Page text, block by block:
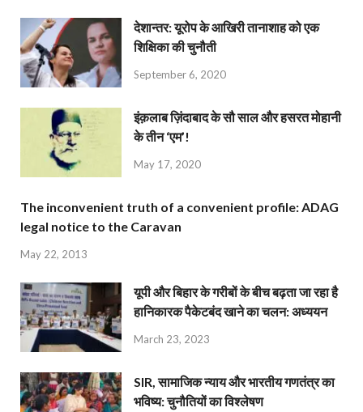
देशान्‍तर: यूरोप के आखिरी तानाशाह को एक
शिक्षिका की चुनौती
September 6, 2020
इंक़लाब ज़िंदाबाद के सौ साल और हसरत मोहानी
के तीन ‘एम’!
May 17, 2020
The inconvenient truth of a convenient profile: ADAG
legal notice to the Caravan
May 22, 2013
यूपी और बिहार के गरीबों के बीच बढ़ता जा रहा है
हानिकारक पैकेटबंद खाने का चलन: अध्ययन
March 23, 2023
SIR, सामाजिक न्याय और भारतीय गणतंत्र का
भविष्य: चुनौतियों का विश्लेषण